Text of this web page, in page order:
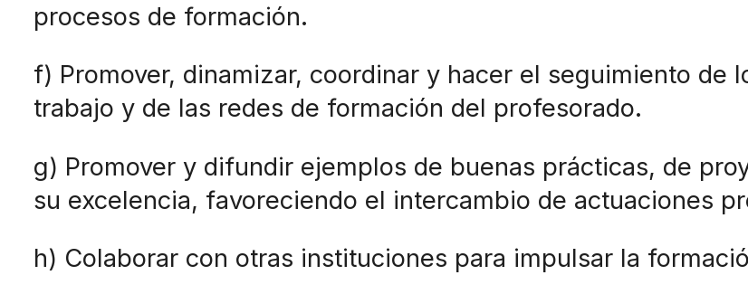
procesos de formación.
f) Promover, dinamizar, coordinar y hacer el seguimiento
trabajo y de las redes de formación del profesorado.
g) Promover y difundir ejemplos de buenas prácticas, de
su excelencia, favoreciendo el intercambio de actuaciones
h) Colaborar con otras instituciones para impulsar la